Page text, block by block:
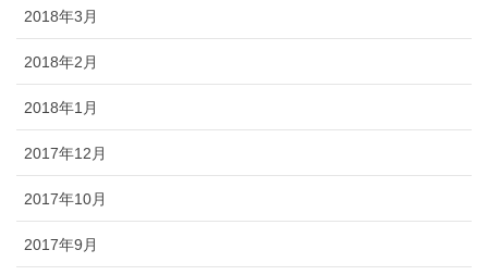
2018年3月
2018年2月
2018年1月
2017年12月
2017年10月
2017年9月